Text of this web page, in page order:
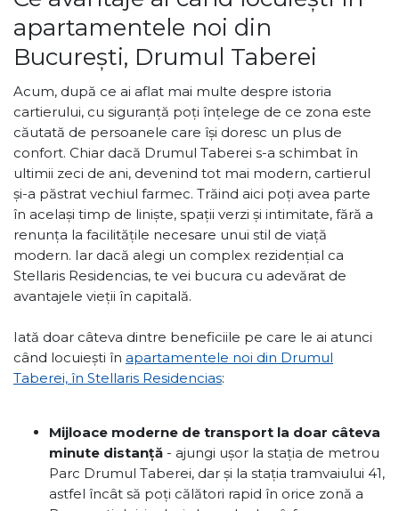
apartamentele noi din
București, Drumul Taberei
Acum, după ce ai aflat mai multe despre istoria
cartierului, cu siguranță poți înțelege de ce zona este
căutată de persoanele care își doresc un plus de
confort. Chiar dacă Drumul Taberei s-a schimbat în
ultimii zeci de ani, devenind tot mai modern, cartierul
și-a păstrat vechiul farmec. Trăind aici poți avea parte
în același timp de liniște, spații verzi și intimitate, fără a
renunța la facilitățile necesare unui stil de viață
modern. Iar dacă alegi un complex rezidențial ca
Stellaris Residencias, te vei bucura cu adevărat de
avantajele vieții în capitală.
Iată doar câteva dintre beneficiile pe care le ai atunci
când locuiești în apartamentele noi din Drumul
Taberei, în Stellaris Residencias:
Mijloace moderne de transport la doar câteva
minute distanță - ajungi ușor la stația de metrou
Parc Drumul Taberei, dar și la stația tramvaiului 41,
astfel încât să poți călători rapid în orice zonă a